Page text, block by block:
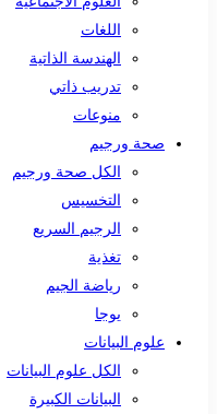
اللغات
الهندسة الذاتية
تدريب ذاتي
منوعات
صحة ورجيم
الكل صحة ورجيم
التخسيس
الرجيم السريع
تغذية
رياضة الجيم
يوجا
علوم البيانات
الكل علوم البيانات
البيانات الكبيرة